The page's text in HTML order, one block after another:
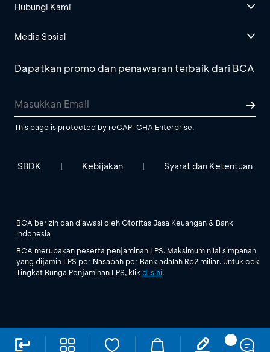
Hubungi Kami
Media Sosial
Dapatkan promo dan penawaran terbaik dari BCA
This page is protected by reCAPTCHA Enterprise.
SBDK | Kebijakan | Syarat dan Ketentuan
BCA berizin dan diawasi oleh Otoritas Jasa Keuangan & Bank
Indonesia
BCA merupakan peserta penjaminan LPS. Maksimum nilai simpanan
yang dijamin LPS per Nasabah per Bank adalah Rp2 miliar. Untuk cek
Tingkat Bunga Penjaminan LPS, klik di sini.